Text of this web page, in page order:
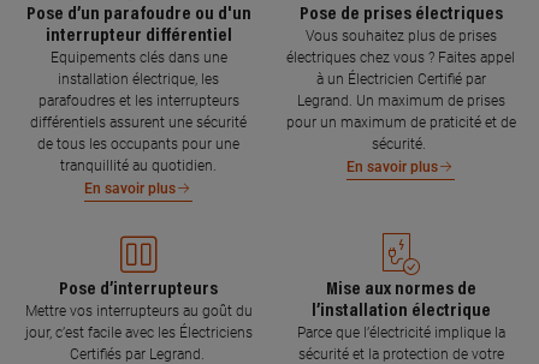
Pose d’un parafoudre ou d'un
interrupteur différentiel
Equipements clés dans une
installation électrique, les
parafoudres et les interrupteurs
différentiels assurent une sécurité
de tous les occupants pour une
tranquillité au quotidien.
En savoir plus
Pose de prises électriques
Vous souhaitez plus de prises
électriques chez vous ? Faites appel
à un Électricien Certifié par
Legrand. Un maximum de prises
pour un maximum de praticité et de
sécurité.
En savoir plus
Pose d’interrupteurs
Mettre vos interrupteurs au goût du
jour, c’est facile avec les Électriciens
Certifiés par Legrand.
Mise aux normes de
l’installation électrique
Parce que l’électricité implique la
sécurité et la protection de votre